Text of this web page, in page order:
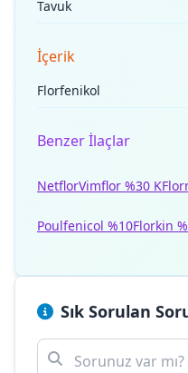
Tavuk
İçerik
Florfenikol
Benzer İlaçlar
NetflorVimflor %30 K
Poulfenicol %10Florkin
Sık Sorulan